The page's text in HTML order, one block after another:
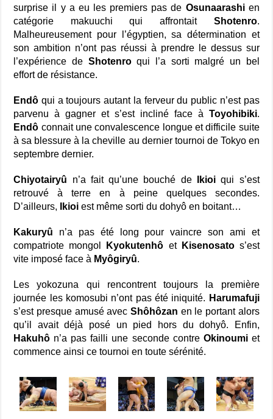
surprise il y a eu les premiers pas de Osunaarashien
catégorie makuuchi qui affrontait Shotenro.
Malheureusement pour l’égyptien, sa détermination et
son ambition n’ont pas réussi à prendre le dessus sur
l’expérience de Shotenroqui l’a sorti malgré un bel
effort de résistance.
Endô qui a toujours autant la ferveur du public n’est pas
parvenu à gagner et s’est incliné face à Toyohibiki.
Endô connait une convalescence longue et difficile suite
à sa blessure à la cheville au dernier tournoi de Tokyo en
septembre dernier.
Chiyotairyû n’a fait qu’une bouché de Ikioi qui s’est
retrouvé à terre en à peine quelques secondes.
D’ailleurs,
Ikioi est même sorti du dohyô en boitant…
Kakuryû n’a pas été long pour vaincre son ami et
compatriote mongol
Kyokutenhô et Kisenosatos’est
vite imposé face à Myôgiryû.
Les yokozuna qui rencontrent toujours la première
journée les komosubi n’ont pas été iniquité. Harumafuji
s’est presque amusé avec Shôhôzan en le portant alors
qu’il avait déjà posé un pied hors du dohyô. Enfin,
Hakuhô n’a pas failli une seconde contre Okinoumiet
commence ainsi ce tournoi en toute sérénité.